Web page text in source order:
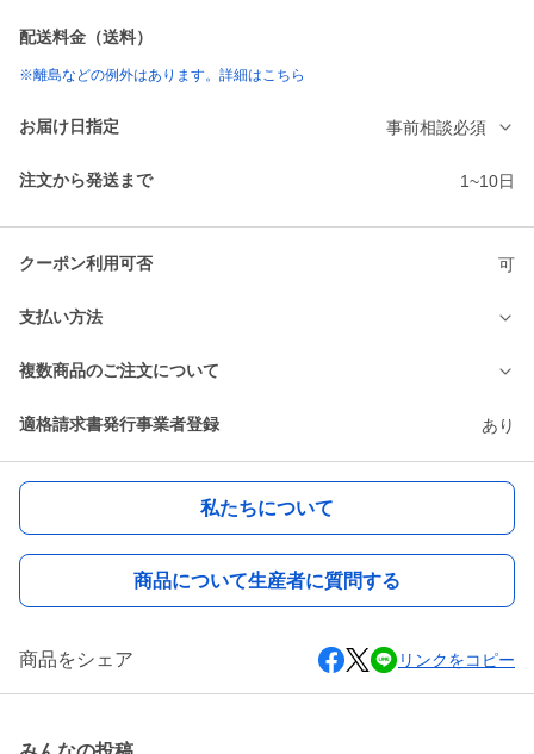
配送料金（送料）
※離島などの例外はあります。詳細はこちら
お届け日指定 事前相談必須
注文から発送まで 1~10日
クーポン利用可否 可
支払い方法
複数商品のご注文について
適格請求書発行事業者登録 あり
私たちについて
商品について生産者に質問する
商品をシェア リンクをコピー